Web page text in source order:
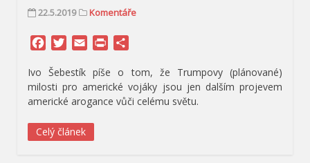
22.5.2019 Komentáře
Facebook
Twitter
Email Print
Ivo Šebestík píše o tom, že Trumpovy (plánované)
milosti pro americké vojáky jsou jen dalším projevem
americké arogance vůči celému světu.
Celý článek